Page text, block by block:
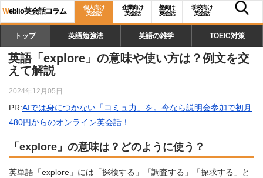
Weblio英会話コラム
個人向け
英会話
企業向け
英会話
塾向け
英会話
学校向け
英会話
トップ 英語勉強法 英語の雑学 TOEIC対策
英語「explore」の意味や使い方は？例文を交
えて解説
2024年12月05日
PR:AIでは身につかない「コミュ力」を。今なら説明会参加で初月
480円からのオンライン英会話！
「explore」の意味は？どのように使う？
英単語「explore」には「探検する」「調査する」「探求する」と